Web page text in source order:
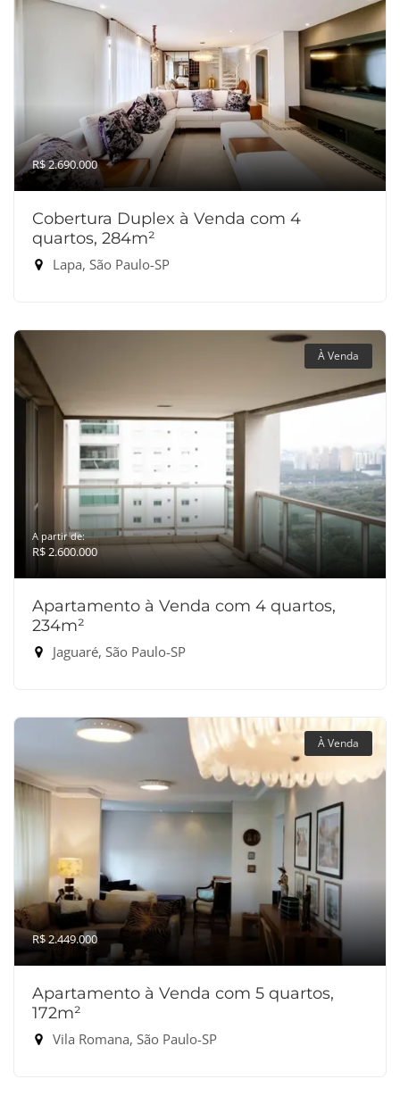
R$ 2.690.000
Cobertura Duplex à Venda com 4
quartos, 284m²
Lapa, São Paulo-SP
À Venda
A partir de:
R$ 2.600.000
Apartamento à Venda com 4 quartos,
234m²
Jaguaré, São Paulo-SP
À Venda
R$ 2.449.000
Apartamento à Venda com 5 quartos,
172m²
Vila Romana, São Paulo-SP